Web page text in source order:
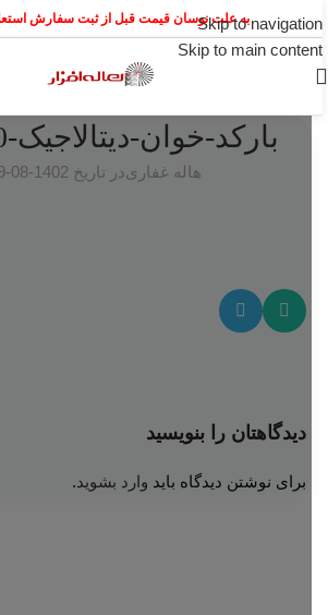
Skip to navigation
Skip to main content
به علت نوسان قیمت قبل از ثبت سفارش
بارکد-خوان-دیتالاجیک-QW-2100
هاله غفاریدر تاریخ 1402-08-29
دیدگاهتان را بنویسید
برای نوشتن دیدگاه باید وارد بشوید .